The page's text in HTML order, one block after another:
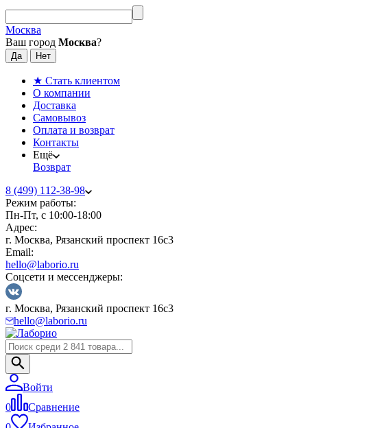
Москва
Ваш город Москва?
★ Стать клиентом
О компании
Доставка
Самовывоз
Оплата и возврат
Контакты
Ещё
Возврат
8 (499) 112-38-98
Режим работы:
Пн-Пт, с 10:00-18:00
Адрес:
г. Москва, Рязанский проспект 16с3
Email:
hello@laborio.ru
Соцсети и мессенджеры:
г. Москва, Рязанский проспект 16с3
hello@laborio.ru
Войти
0
Сравнение